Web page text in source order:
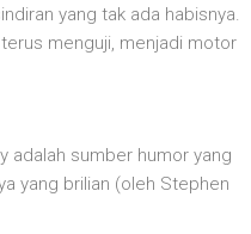
yang tak ada habisnya.
menguji, menjadi motor
adalah sumber humor yang
yang brilian (oleh Stephen